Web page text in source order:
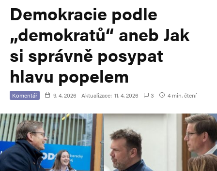
Demokracie podle
„demokratů“ aneb Jak
si správně posypat
hlavu popelem
Komentář 9. 4. 2026 Aktualizace: 11. 4. 2026 3 4 min. čtení